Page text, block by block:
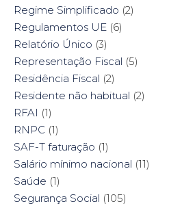
Regime Simplificado (2)
Regulamentos UE (6)
Relatório Único (3)
Representação Fiscal (5)
Residência Fiscal (2)
Residente não habitual (2)
RFAI (1)
RNPC (1)
SAF-T faturação (1)
Salário mínimo nacional (11)
Saúde (1)
Segurança Social (105)